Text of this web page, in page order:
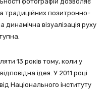
традиційних позитронно-
динамічна візуалізація руху
13 років тому, коли у
ідея. У 2011 році
Національного інституту